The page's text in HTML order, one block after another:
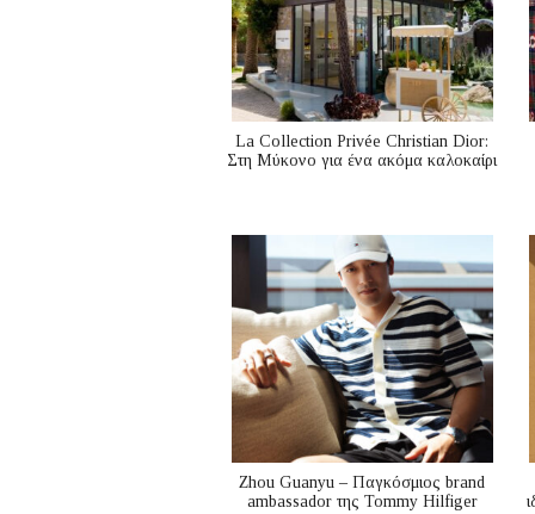
La Collection Privée Christian Dior:
Στη Μύκονο για ένα ακόμα καλοκαίρι
Zhou Guanyu – Παγκόσμιος brand
ambassador της Tommy Hilfiger